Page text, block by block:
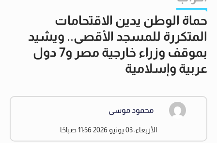
حماة الوطن يدين الاقتحامات
المتكررة للمسجد الأقصى.. ويشيد
بموقف وزراء خارجية مصر و7 دول
عربية وإسلامية
محمود موسى
الأربعاء، 03 يونيو 2026 11:56 صباحًا